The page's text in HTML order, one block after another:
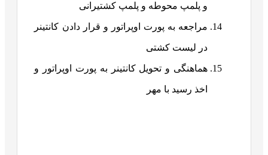
و پلمپ محوطه و پلمپ کشتیرانی
مراجعه به پورت اوپراتور و قرار دادن کانتینر
در لیست کشتی
هماهنگی و تحویل کانتینر به پورت اوپراتور و
اخذ رسید با مهر